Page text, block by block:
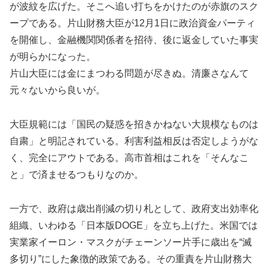
が波紋を広げた。そこへ追い打ちをかけたのが赤旗のスク
ープである。片山財務大臣が12月1日に政治資金パーティ
を開催し、金融機関関係者を招待、後に返金していた事実
が明らかになった。
片山大臣には金にまつわる問題が尽きぬ。清廉さなんて
元々ないから良いが。
大臣規範には「国民の疑惑を招きかねない大規模なものは
自粛」と明記されている。利害利益相反は否定しようがな
く、完全にアウトである。高市首相はこれを「そんなこ
と」で済ませるつもりなのか。
一方で、政府は歳出削減の切り札として、政府支出効率化
組織、いわゆる「日本版DOGE」を立ち上げた。米国では
実業家イーロン・マスクがチェーンソー片手に歳出を“滅
多切り”にした象徴的政策である。その重責を片山財務大